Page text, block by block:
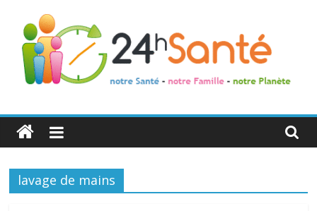
24h
Santé
Lalavage de mains